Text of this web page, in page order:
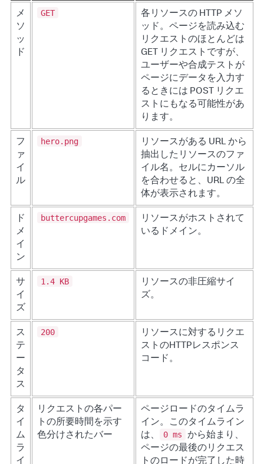
メ
ソ
ッ
ド
GET
各リソースの HTTP メソ
ッド。ページを読み込む
リクエストのほとんどは
GET リクエストですが、
ユーザーや合成テストが
ページにデータを入力す
るときには POST リクエ
ストにもなる可能性があ
ります。
フ
ァ
イ
ル
hero.png
リソースがある URL から
抽出したリソースのファ
イル名。セルにカーソル
を合わせると、URL の全
体が表示されます。
ド
メ
イ
ン
buttercupgames.com
リソースがホストされて
いるドメイン。
サ
イ
ズ
1.4 KB
リソースの非圧縮サイ
ズ。
ス
テ
ー
タ
ス
200
リソースに対するリクエ
ストのHTTPレスポンス
コード。
タ
イ
ム
ラ
イ
リクエストの各パー
トの所要時間を示す
色分けされたバー
ページロードのタイムラ
イン。このタイムライン
は、
0 ms
から始まり、
ページの最後のリクエス
トのロードが完了した時